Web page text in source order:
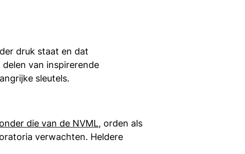
druk staat en dat
van inspirerende
sleutels.
die van de NVML, orden als
verwachten. Heldere